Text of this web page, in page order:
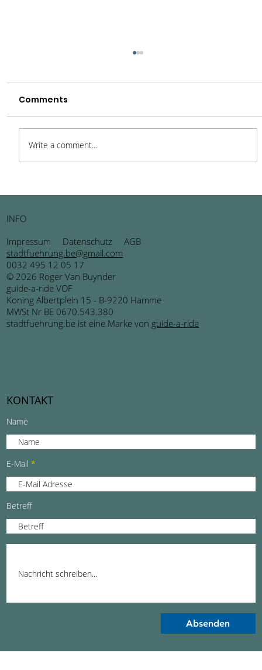
Comments
Write a comment...
KONTAKT
Name
E-Mail
Betreff
Absenden
INFO
Impressum
Datenschutz
AGB
stadtfuehrung.be@gmail.com
0032 495 12 05 17
© 2026 Roger Van Buynder
guide-a-ride VOF
Koning Albertplein 15 - B-9220 Hamme
MWSt Nr BE 0670.543.380
stadtfuehrung.be ist eine Marke von guide-a-ride